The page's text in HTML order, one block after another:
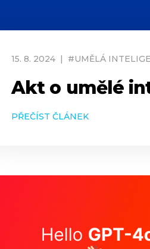
15. 8. 2024 | #UMĚLÁ
Akt o umělé
PŘEČÍST ČLÁNEK